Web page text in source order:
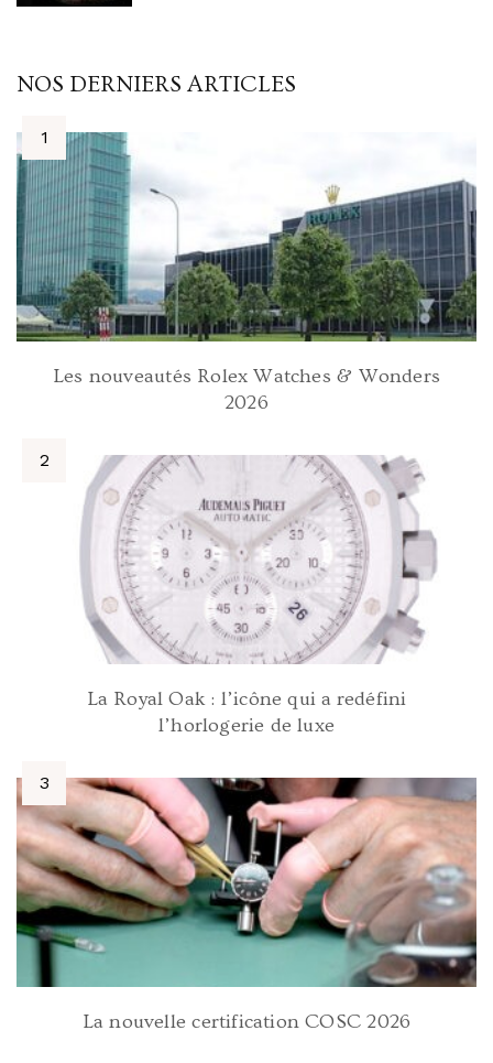
NOS DERNIERS ARTICLES
Les nouveautés Rolex Watches & Wonders
2026
La Royal Oak : l’icône qui a redéfini
l’horlogerie de luxe
La nouvelle certification COSC 2026